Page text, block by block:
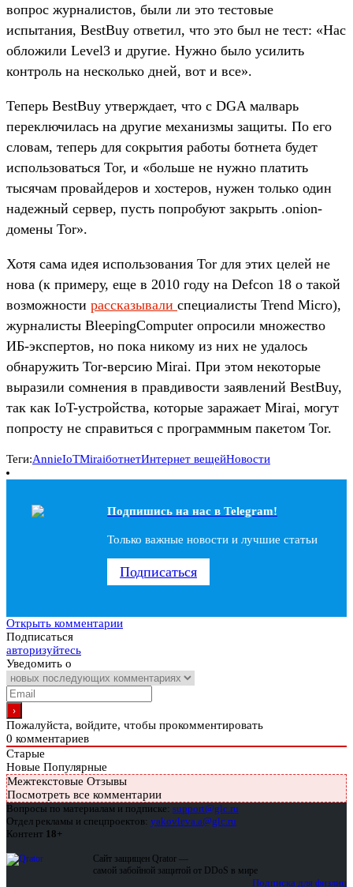
вопрос журналистов, были ли это тестовые
испытания, BestBuy ответил, что это был не тест: «Нас
обложили Level3 и другие. Нужно было усилить
контроль на несколько дней, вот и все».
Теперь BestBuy утверждает, что с DGA малварь
переключилась на другие механизмы защиты. По его
словам, теперь для сокрытия работы ботнета будет
использоваться Tor, и «больше не нужно платить
тысячам провайдеров и хостеров, нужен только один
надежный сервер, пусть попробуют закрыть .onion-
домены Tor».
Хотя сама идея использования Tor для этих целей не
нова (к примеру, еще в 2010 году на Defcon 18 о такой
возможности рассказывали специалисты Trend Micro),
журналисты BleepingComputer опросили множество
ИБ-экспертов, но пока никому из них не удалось
обнаружить Tor-версию Mirai. При этом некоторые
выразили сомнения в правдивости заявлений BestBuy,
так как IoT-устройства, которые заражает Mirai, могут
попросту не справиться с программным пакетом Tor.
Теги:AnnieIoTMiraiботнетИнтернет вещейНовости
Подпишись на наc в Telegram!
Только важные новости и лучшие статьи
Подписаться
Открыть комментарии
Подписаться
авторизуйтесь
Уведомить о
Пожалуйста, войдите, чтобы прокомментировать
0 комментариев
Старые
Новые Популярные
Межтекстовые Отзывы
Посмотреть все комментарии
Вопросы по материалам и подписке: support@glc.ru
Отдел рекламы и спецпроектов: yakovleva.a@glc.ru
Контент 18+
Сайт защищен Qrator —
самой забойной защитой от DDoS в мире
Подписка для физлиц